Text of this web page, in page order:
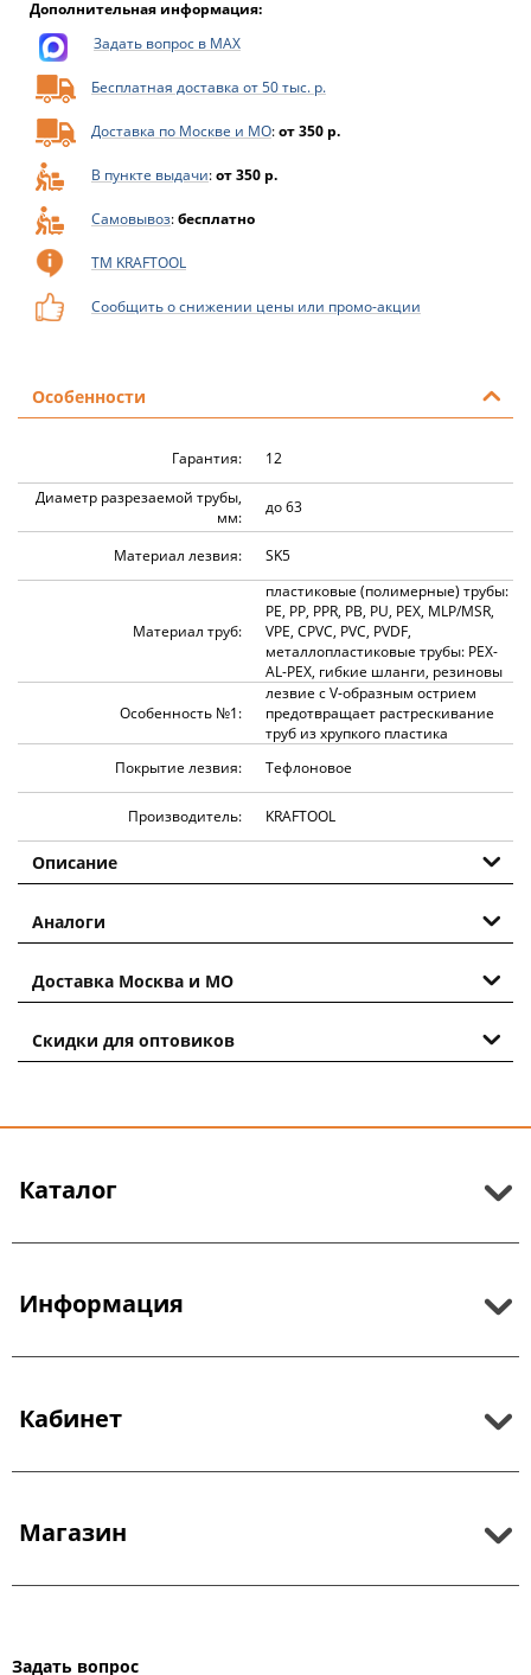
Дополнительная информация:
Задать вопрос в MAX
Бесплатная доставка от 50 тыс. р.
Доставка по Москве и МО:от 350 р.
В пункте выдачи:от 350 р.
Самовывоз:бесплатно
ТМ KRAFTOOL
Сообщить о снижении цены или промо-акции
Особенности
Гарантия:
12
Диаметр разрезаемой трубы,
мм:
до 63
Материал лезвия: SK5
Материал труб:
пластиковые (полимерные) трубы:
PE, PP, PPR, PB, PU, PEX, MLP/MSR,
VPE, CPVC, PVC, PVDF,
металлопластиковые трубы: PEX-
AL-PEX, гибкие шланги, резиновы
Особенность №1:
лезвие c V-образным острием
предотвращает растрескивание
труб из хрупкого пластика
Покрытие лезвия:
Тефлоновое
Производитель: KRAFTOOL
Описание
Аналоги
Доставка Москва и МО
Скидки для оптовиков
Каталог
Информация
Кабинет
Магазин
Задать вопрос